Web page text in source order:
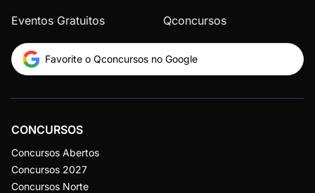
Eventos Gratuitos
Qconcursos
Favorite o Qconcursos no Google
CONCURSOS
Concursos Abertos
Concursos 2027
Concursos Norte